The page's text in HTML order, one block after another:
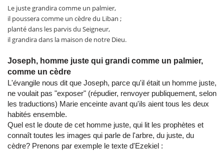
Le juste grandira comme un palmier,
il poussera comme un cèdre du Liban ;
planté dans les parvis du Seigneur,
il grandira dans la maison de notre Dieu.
Joseph, homme juste qui grandi comme un palmier,
comme un cèdre
L'évangile nous dit que Joseph, parce qu'il était un homme juste,
ne voulait pas "exposer" (répudier, renvoyer publiquement, selon
les traductions) Marie enceinte avant qu'ils aient tous les deux
habités ensemble.
Quel est le doute de cet homme juste, qui lit les prophètes et
connaît toutes les images qui parle de l'arbre, du juste, du
cèdre? Prenons par exemple le texte d'Ezekiel :